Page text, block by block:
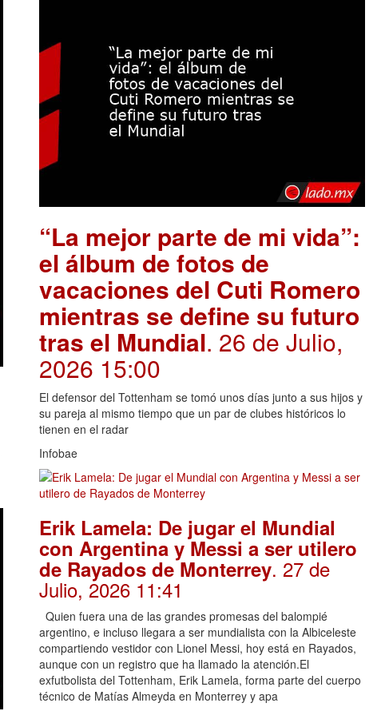
“La mejor parte de mi vida”:
el álbum de fotos de
vacaciones del Cuti Romero
mientras se define su futuro
tras el Mundial. 26 de Julio,
2026 15:00
El defensor del Tottenham se tomó unos días junto a sus hijos y
su pareja al mismo tiempo que un par de clubes históricos lo
tienen en el radar
Infobae
Erik Lamela: De jugar el Mundial
con Argentina y Messi a ser utilero
de Rayados de Monterrey. 27 de
Julio, 2026 11:41
Quien fuera una de las grandes promesas del balompié
argentino, e incluso llegara a ser mundialista con la Albiceleste
compartiendo vestidor con Lionel Messi, hoy está en Rayados,
aunque con un registro que ha llamado la atención.El
exfutbolista del Tottenham, Erik Lamela, forma parte del cuerpo
técnico de Matías Almeyda en Monterrey y apa